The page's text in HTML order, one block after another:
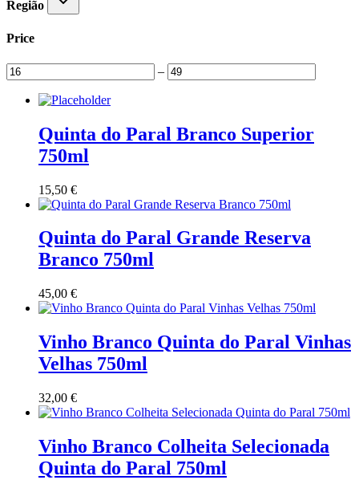
Região
Price
–
Quinta do Paral Branco Superior
750ml
15,50 €
Quinta do Paral Grande Reserva
Branco 750ml
45,00 €
Vinho Branco Quinta do Paral Vinhas
Velhas 750ml
32,00 €
Vinho Branco Colheita Selecionada
Quinta do Paral 750ml